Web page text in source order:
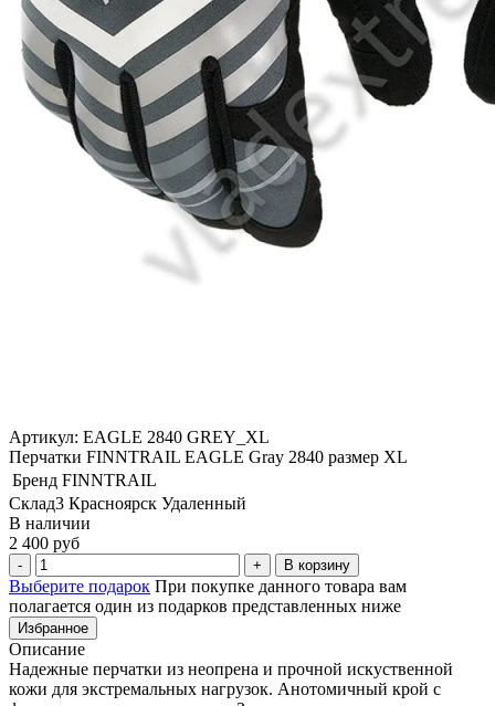
Артикул: EAGLE 2840 GREY_XL
Перчатки FINNTRAIL EAGLE Gray 2840 размер XL
Бренд FINNTRAIL
Склад3 Красноярск Удаленный
В наличии
2 400 руб
В корзину
Выберите подарок При покупке данного товара вам
полагается один из подарков представленных ниже
Избранное
Описание
Надежные перчатки из неопрена и прочной искуственной
кожи для экстремальных нагрузок. Анотомичный крой с